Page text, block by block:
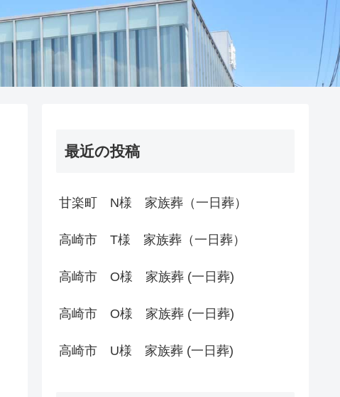
最近の投稿
甘楽町 N様 家族葬（一日葬）
高崎市 T様 家族葬（一日葬）
高崎市 O様 家族葬 (一日葬)
高崎市 O様 家族葬 (一日葬)
高崎市 U様 家族葬 (一日葬)